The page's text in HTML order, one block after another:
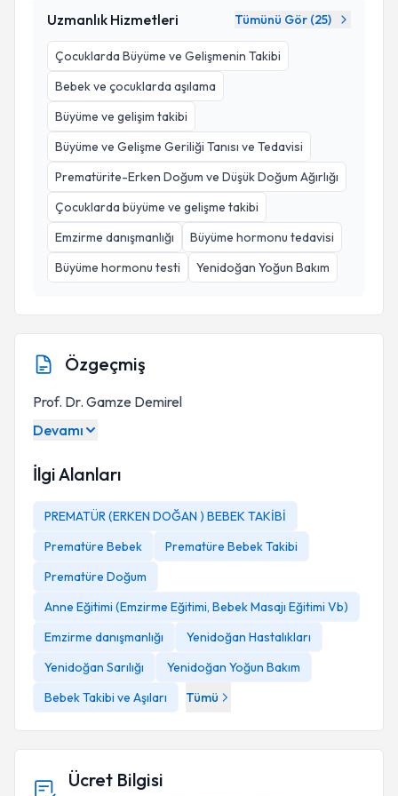
Uzmanlık Hizmetleri Tümünü Gör (25)
Çocuklarda Büyüme ve Gelişmenin Takibi
Bebek ve çocuklarda aşılama
Büyüme ve gelişim takibi
Büyüme ve Gelişme Geriliği Tanısı ve Tedavisi
Prematürite-Erken Doğum ve Düşük Doğum Ağırlığı
Çocuklarda büyüme ve gelişme takibi
Emzirme danışmanlığı
Büyüme hormonu tedavisi
Büyüme hormonu testi
Yenidoğan Yoğun Bakım
Özgeçmiş
Prof. Dr. Gamze Demirel
Devamı
İlgi Alanları
PREMATÜR (ERKEN DOĞAN ) BEBEK TAKİBİ
Prematüre Bebek
Prematüre Bebek Takibi
Prematüre Doğum
Anne Eğitimi (Emzirme Eğitimi, Bebek Masajı Eğitimi Vb)
Emzirme danışmanlığı
Yenidoğan Hastalıkları
Yenidoğan Sarılığı
Yenidoğan Yoğun Bakım
Bebek Takibi ve Aşıları
Tümü
Ücret Bilgisi